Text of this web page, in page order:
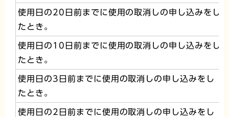
使用日の20日前までに使用の取消しの申し込みをし
たとき。
使用日の10日前までに使用の取消しの申し込みをし
たとき。
使用日の3日前までに使用の取消しの申し込みをし
たとき。
使用日の2日前までに使用の取消しの申し込みをし